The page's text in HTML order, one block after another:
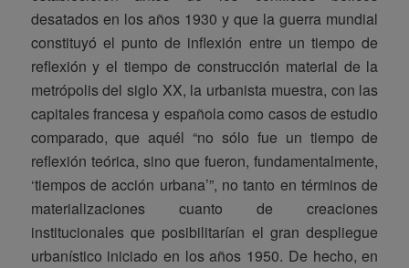
desatados en los años 1930 y que la guerra mundial
constituyó el punto de inflexión entre un tiempo de
reflexión y el tiempo de construcción material de la
metrópolis del siglo XX, la urbanista muestra, con las
capitales francesa y española como casos de estudio
comparado, que aquél “no sólo fue un tiempo de
reflexión teórica, sino que fueron, fundamentalmente,
‘tiempos de acción urbana’”, no tanto en términos de
materializaciones cuanto de creaciones
institucionales que posibilitarían el gran despliegue
urbanístico iniciado en los años 1950. De hecho, en